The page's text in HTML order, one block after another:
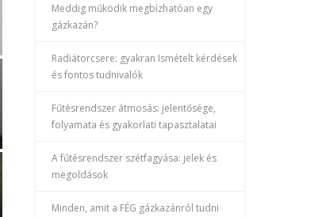
Meddig működik megbízhatóan egy
gázkazán?
Radiátorcsere: gyakran Ismételt kérdések
és fontos tudnivalók
Fűtésrendszer átmosás: jelentősége,
folyamata és gyakorlati tapasztalatai
A fűtésrendszer szétfagyása: jelek és
megoldások
Minden, amit a FÉG gázkazánról tudni